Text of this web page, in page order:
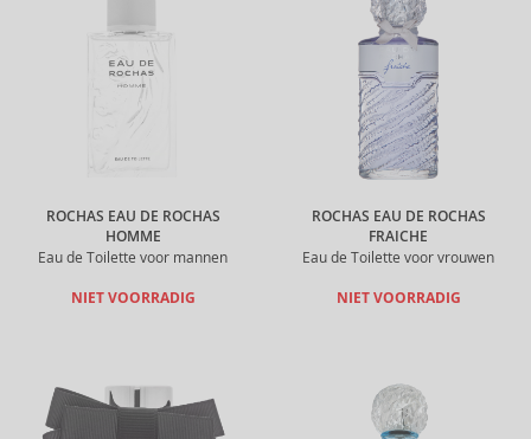
ROCHAS EAU DE ROCHAS
HOMME
Eau de Toilette voor mannen
NIET VOORRADIG
ROCHAS EAU DE ROCHAS
FRAICHE
Eau de Toilette voor vrouwen
NIET VOORRADIG